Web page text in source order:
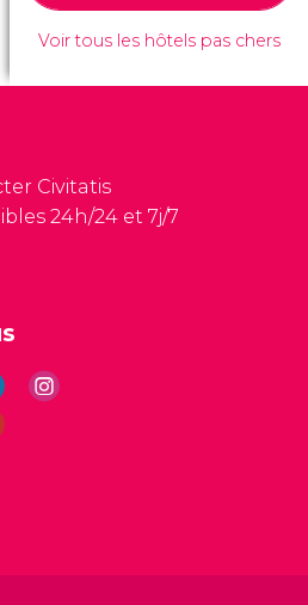
Voir tous les hôtels pas chers
Civitatis
24h/24 et 7j/7